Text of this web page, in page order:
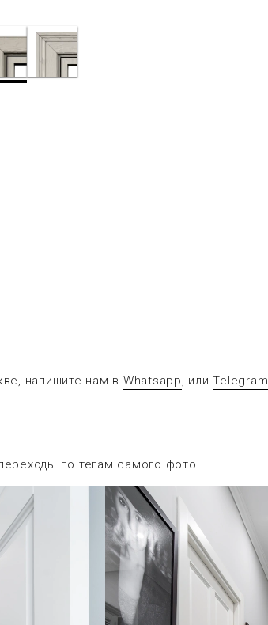
напишите нам в Whatsapp, илиTelegram
по тегам самого фото.